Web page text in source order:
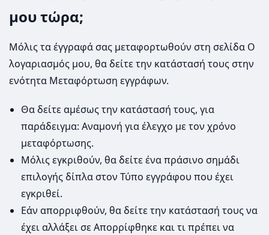
μου τώρα;
Μόλις τα έγγραφά σας μεταφορτωθούν στη σελίδα Ο
λογαριασμός μου, θα δείτε την κατάστασή τους στην
ενότητα Μεταφόρτωση εγγράφων.
Θα δείτε αμέσως την κατάστασή τους, για
παράδειγμα: Αναμονή για έλεγχο με τον χρόνο
μεταφόρτωσης.
Μόλις εγκριθούν, θα δείτε ένα πράσινο σημάδι
επιλογής δίπλα στον Τύπο εγγράφου που έχει
εγκριθεί.
Εάν απορριφθούν, θα δείτε την κατάστασή τους να
έχει αλλάξει σε Απορρίφθηκε και τι πρέπει να